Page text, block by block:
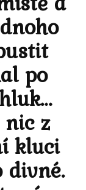
po
z
kluci
divné.